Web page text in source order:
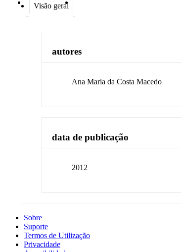
Visão geral
autores
Ana Maria da Costa Macedo
data de publicação
2012
Sobre
Suporte
Termos de Utilização
Privacidade